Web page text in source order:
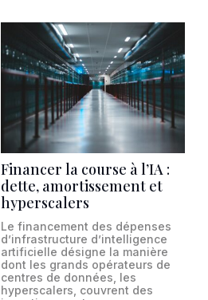
Financer la course à l’IA :
dette, amortissement et
hyperscalers
Le financement des dépenses
d’infrastructure d’intelligence
artificielle désigne la manière
dont les grands opérateurs de
centres de données, les
hyperscalers, couvrent des